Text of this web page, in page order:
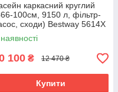
каркасний круглий
100см, 9150 л, фільтр-
сходи) Bestway 5614X
100 ₴ 12 470 ₴
Купити